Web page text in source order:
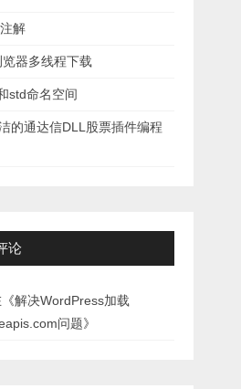
解
器多线程下载
std命名空间
的通达信DLL股票插件编程
论
解决WordPress加载
问题》